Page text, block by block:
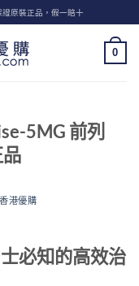
原裝正品，假一賠十
0
5MG 前列
香港優購
必知的高效治